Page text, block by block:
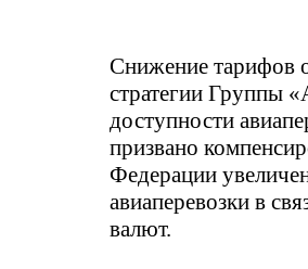
Снижение тарифов
стратегии Группы
доступности
призвано
Федерации
авиаперевозки в
валют.